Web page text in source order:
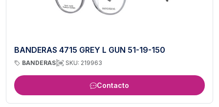
BANDERAS 4715 GREY L GUN 51-19-150
BANDERAS SKU: 219963
Contacto